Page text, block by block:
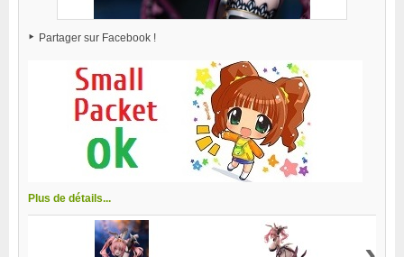
Partager sur Facebook !
Plus de détails...